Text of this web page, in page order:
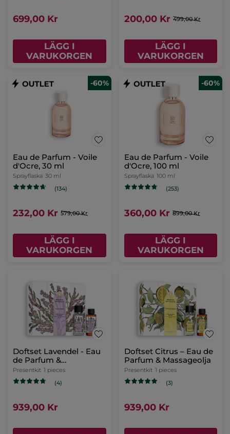
699,00 Kr
LÄGG I
VARUKORGEN
200,00 Kr 499,00 Kr
LÄGG I
VARUKORGEN
-60%
Eau de Parfum - Voile
d'Ocre, 30 ml
Sprayflaska 30 ml
(134)
232,00 Kr 579,00 Kr
LÄGG I
VARUKORGEN
-60%
Eau de Parfum - Voile
d'Ocre, 100 ml
Sprayflaska 100 ml
(253)
360,00 Kr 899,00 Kr
LÄGG I
VARUKORGEN
Doftset Lavendel - Eau
de Parfum &
Massageolja
Presentkit 1 pieces
(4)
939,00 Kr
Doftset Citrus – Eau de
Parfum & Massageolja
Presentkit 1 pieces
(3)
939,00 Kr